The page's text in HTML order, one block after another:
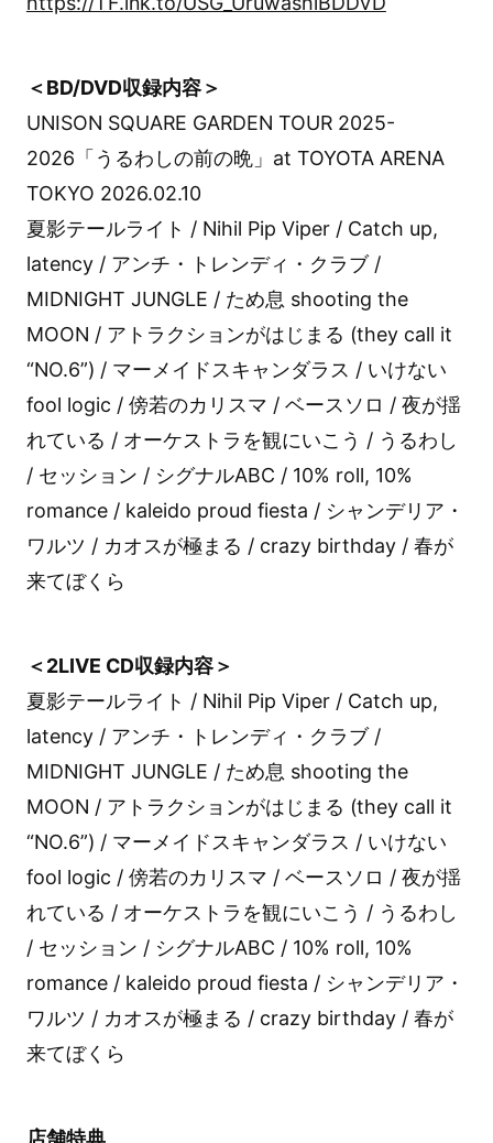
＜BD/DVD収録内容＞
UNISON SQUARE GARDEN TOUR 2025-
2026「うるわしの前の晩」at TOYOTA ARENA
TOKYO 2026.02.10
夏影テールライト / Nihil Pip Viper / Catch up,
latency / アンチ・トレンディ・クラブ /
MIDNIGHT JUNGLE / ため息 shooting the
MOON / アトラクションがはじまる (they call it
“NO.6”) / マーメイドスキャンダラス / いけない
fool logic / 傍若のカリスマ / ベースソロ / 夜が揺
れている / オーケストラを観にいこう / うるわし
/ セッション / シグナルABC / 10% roll, 10%
romance / kaleido proud fiesta / シャンデリア・
ワルツ / カオスが極まる / crazy birthday / 春が
来てぼくら
＜2LIVE CD収録内容＞
夏影テールライト / Nihil Pip Viper / Catch up,
latency / アンチ・トレンディ・クラブ /
MIDNIGHT JUNGLE / ため息 shooting the
MOON / アトラクションがはじまる (they call it
“NO.6”) / マーメイドスキャンダラス / いけない
fool logic / 傍若のカリスマ / ベースソロ / 夜が揺
れている / オーケストラを観にいこう / うるわし
/ セッション / シグナルABC / 10% roll, 10%
romance / kaleido proud fiesta / シャンデリア・
ワルツ / カオスが極まる / crazy birthday / 春が
来てぼくら
店舗特典